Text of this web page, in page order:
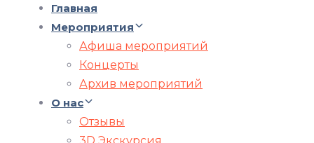
Главная
Мероприятия
Афиша мероприятий
Концерты
Архив мероприятий
О нас
Отзывы
3D Экскурсия